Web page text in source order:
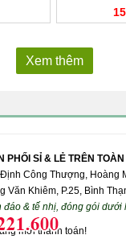
Xem thêm
PHỐI SỈ & LẺ TRÊN
Công Thượng, Hoàng
Văn Khiêm, P.25, Bình
đáo & tế nhị, đóng gói dưới
mới thanh toán!